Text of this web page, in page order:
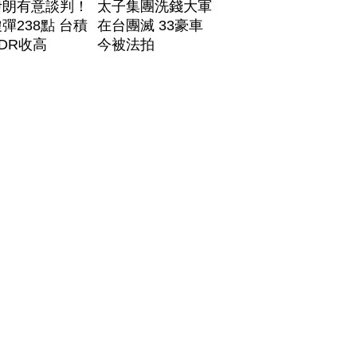
有意談判！
238點 台積
收高
太子集團洗錢大軍
在台團滅 33豪車
今被法拍